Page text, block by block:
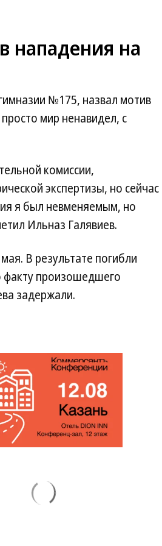
нападения на
№175, назвал мотив
просто мир ненавидел, с
комиссии,
экспертизы, но сейчас
я был невменяемым, но
Ильназ Галявиев.
В результате погибли
факту произошедшего
задержали.